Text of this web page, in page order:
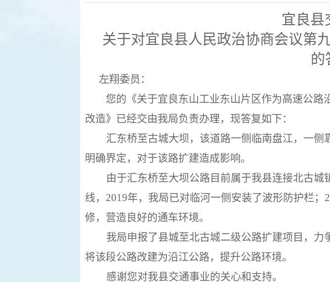
宜良县
关于对宜良县人民政治协商会议第
的
左翔委员：
您的《关于宜良东山工业东山片区作为高速公路
改造》已经交由我局负责办理，现答复如下：
汇东桥至古城大坝，该道路一侧临南盘江，一
明确界定，对于该路扩建造成影响。
由于汇东桥至大坝公路目前属于我县连接北古
线， 2019年，我局已对临河一侧安装了波形防护栏；
修，营造良好的通车环境。
我局申报了县城至北古城二级公路扩建项目，力
将该段公路改建为沿江公路，提升公路环境。
感谢您对我县交通事业的关心和支持。